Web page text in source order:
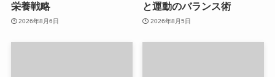
栄養戦略
2026年8月6日
と運動のバランス術
2026年8月5日